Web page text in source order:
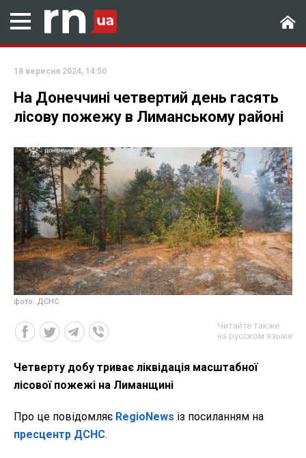
18 вересня 2024, 14:50
На Донеччині четвертий день гасять
лісову пожежу в Лиманському районі
фото: ДСНС
Читайте также
на русском языке
Четверту добу триває ліквідація масштабної
лісової пожежі на Лиманщині
Про це повідомляє RegioNews із посиланням на
пресцентр ДСНС.